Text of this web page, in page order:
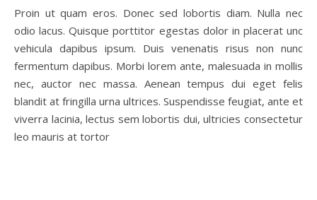
Proin ut quam eros. Donec sed lobortis diam. Nulla nec
odio lacus. Quisque porttitor egestas dolor in placerat unc
vehicula dapibus ipsum. Duis venenatis risus non nunc
fermentum dapibus. Morbi lorem ante, malesuada in mollis
nec, auctor nec massa. Aenean tempus dui eget felis
blandit at fringilla urna ultrices. Suspendisse feugiat, ante et
viverra lacinia, lectus sem lobortis dui, ultricies consectetur
leo mauris at tortor